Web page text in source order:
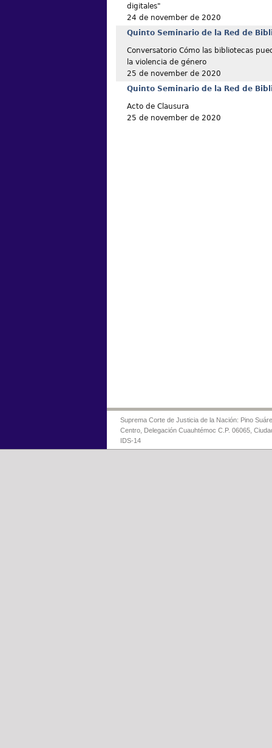
digitales"
24 de november de 2020
Quinto Seminario de la Red de
Conversatorio Cómo las bibliotecas
la violencia de género
25 de november de 2020
Quinto Seminario de la Red de
Acto de Clausura
25 de november de 2020
Suprema Corte de Justicia de la Nación: Pino
Centro, Delegación Cuauhtémoc C.P. 06065,
IDS-14